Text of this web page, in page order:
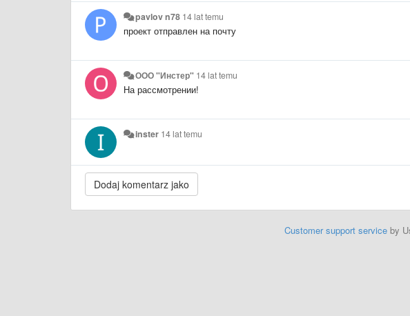
pavlov n78 14 lat temu
проект отправлен на почту
ООО "Инстер" 14 lat temu
На рассмотрении!
inster 14 lat temu
Customer support serviceby